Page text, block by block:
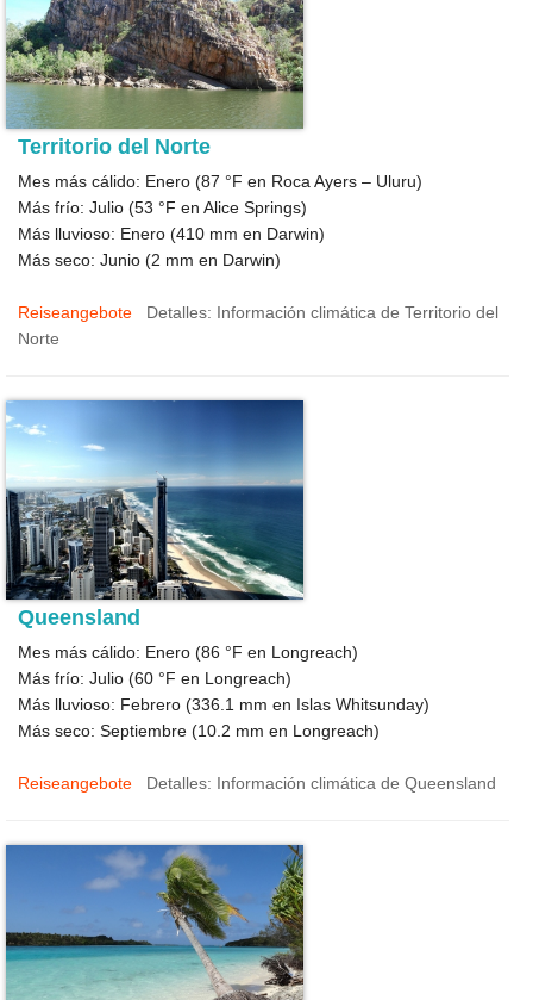
Territorio del Norte
Mes más cálido: Enero (87 °F en Roca Ayers – Uluru)
Más frío: Julio (53 °F en Alice Springs)
Más lluvioso: Enero (410 mm en Darwin)
Más seco: Junio (2 mm en Darwin)
Reiseangebote
Detalles: Información climática de Territorio del
Norte
Queensland
Mes más cálido: Enero (86 °F en Longreach)
Más frío: Julio (60 °F en Longreach)
Más lluvioso: Febrero (336.1 mm en Islas Whitsunday)
Más seco: Septiembre (10.2 mm en Longreach)
Reiseangebote Detalles: Información climática de Queensland